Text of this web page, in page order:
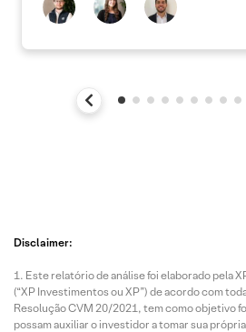
Disclaimer:
Este relatório de análise foi elaborado pela
(“XP Investimentos ou XP”) de acordo com
Resolução CVM 20/2021, tem como objetivo
possam auxiliar o investidor a tomar sua